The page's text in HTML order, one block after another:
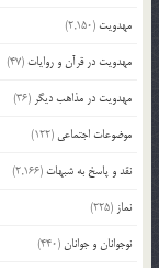
مهدویت (2,150)
مهدویت در قرآن و روایات (47)
مهدویت در مذاهب دیگر (36)
موضوعات اجتماعی (122)
نقد و پاسخ به شبهات (2,166)
نماز (225)
نوجوانان و جوانان(440)